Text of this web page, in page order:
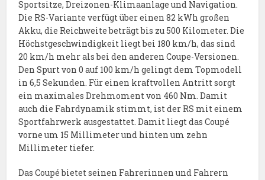
Sportsitze, Dreizonen-Klimaanlage und Navigation.
Die RS-Variante verfügt über einen 82 kWh großen
Akku, die Reichweite beträgt bis zu 500 Kilometer. Die
Höchstgeschwindigkeit liegt bei 180 km/h, das sind
20 km/h mehr als bei den anderen Coupe-Versionen.
Den Spurt von 0 auf 100 km/h gelingt dem Topmodell
in 6,5 Sekunden. Für einen kraftvollen Antritt sorgt
ein maximales Drehmoment von 460 Nm. Damit
auch die Fahrdynamik stimmt, ist der RS mit einem
Sportfahrwerk ausgestattet. Damit liegt das Coupé
vorne um 15 Millimeter und hinten um zehn
Millimeter tiefer.
Das Coupé bietet seinen Fahrerinnen und Fahrern